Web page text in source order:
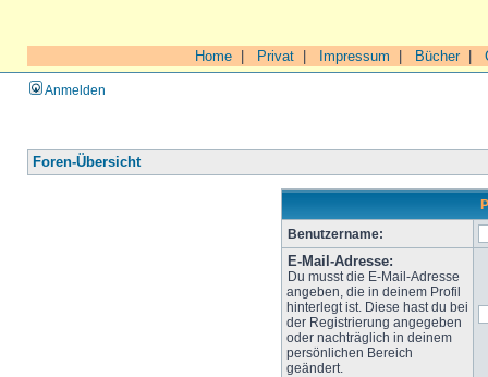
Home Privat Impressum Bücher|
Anmelden
Foren-Übersicht
Benutzername:
E-Mail-Adresse:
Du musst die E-Mail-Adresse
angeben, die in deinem Profil
hinterlegt ist. Diese hast du bei
der Registrierung angegeben
oder nachträglich in deinem
persönlichen Bereich
geändert.